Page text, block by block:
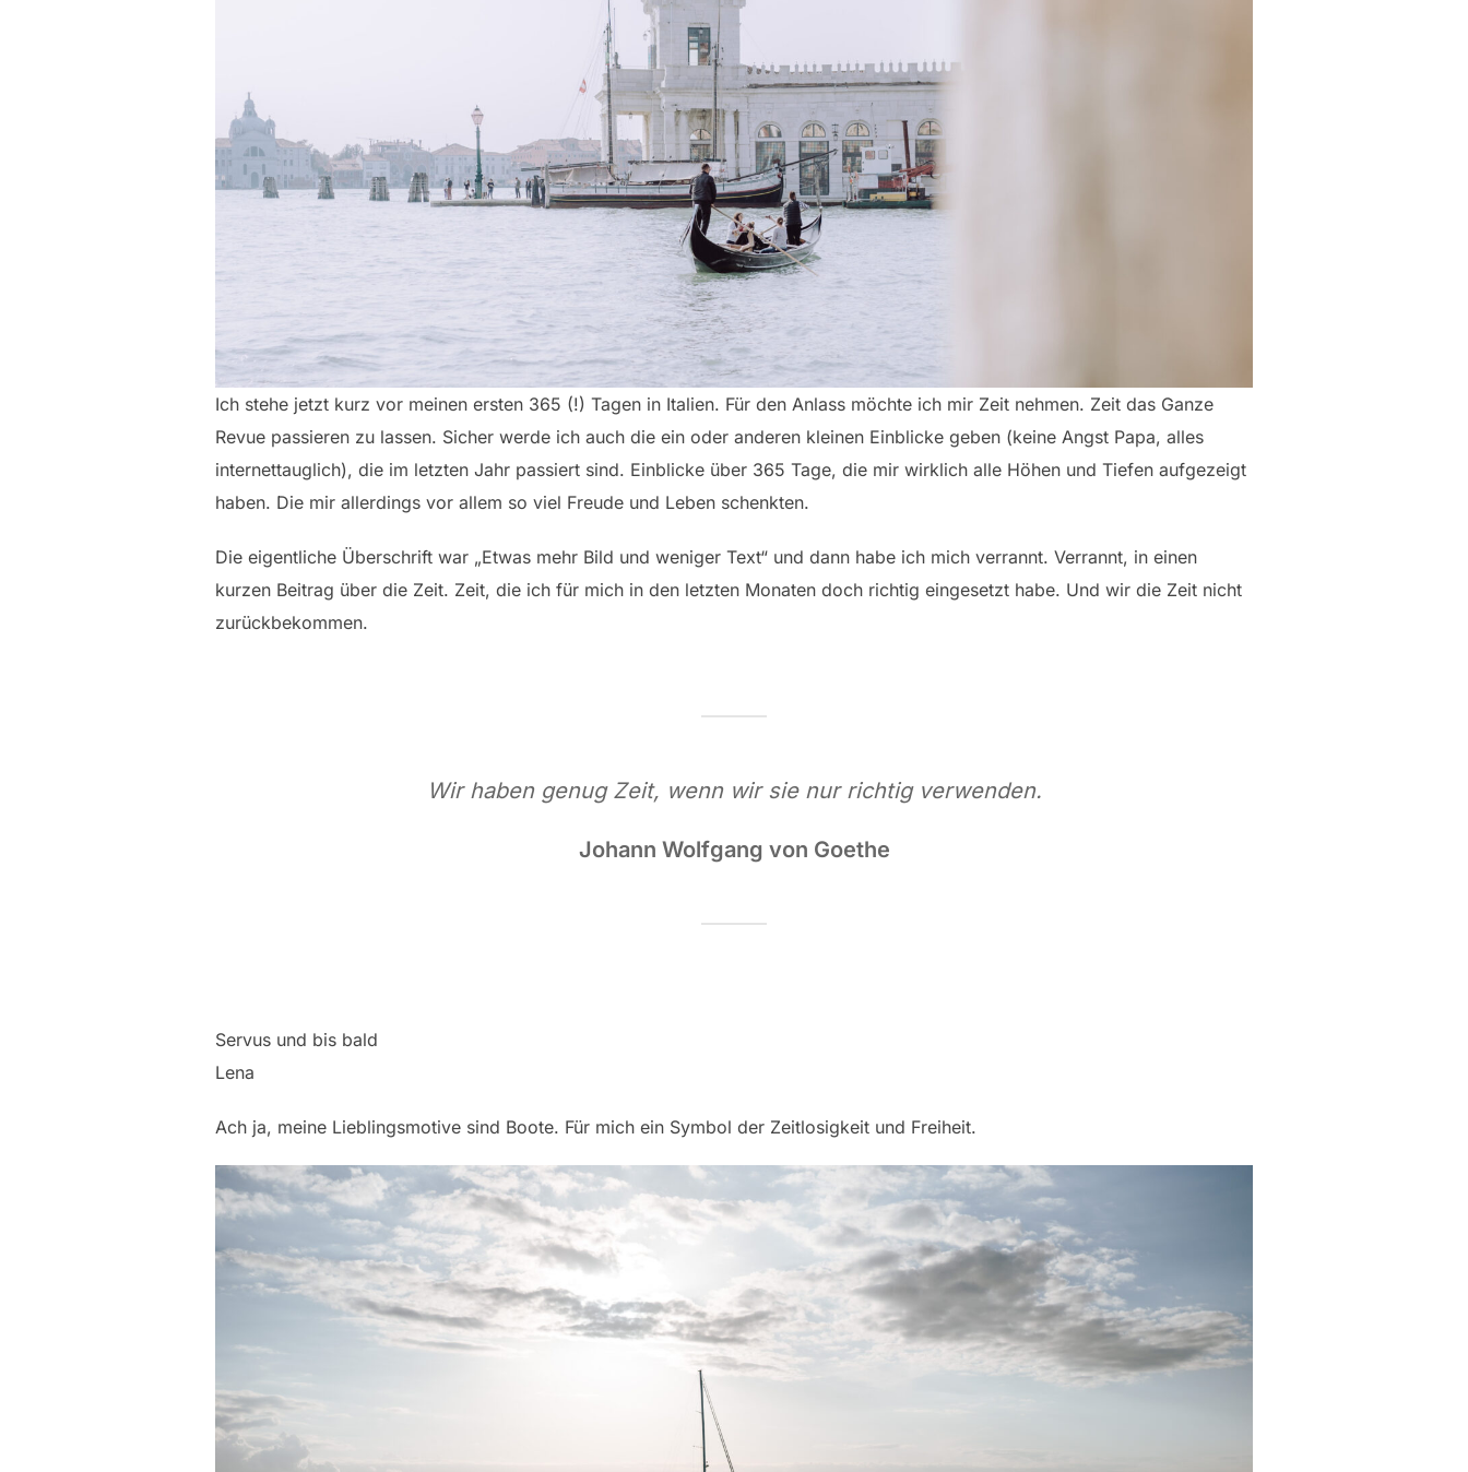
Ich stehe jetzt kurz vor meinen ersten 365 (!) Tagen in Italien. Für den Anlass möchte ich mir Zeit nehmen. Zeit das Ganze
Revue passieren zu lassen. Sicher werde ich auch die ein oder anderen kleinen Einblicke geben (keine Angst Papa, alles
internettauglich), die im letzten Jahr passiert sind. Einblicke über 365 Tage, die mir wirklich alle Höhen und Tiefen aufgezeigt
haben. Die mir allerdings vor allem so viel Freude und Leben schenkten.
Die eigentliche Überschrift war „Etwas mehr Bild und weniger Text“ und dann habe ich mich verrannt. Verrannt, in einen
kurzen Beitrag über die Zeit. Zeit, die ich für mich in den letzten Monaten doch richtig eingesetzt habe. Und wir die Zeit nicht
zurückbekommen.
Wir haben genug Zeit, wenn wir sie nur richtig verwenden.
Johann Wolfgang von Goethe
Servus und bis bald
Lena
Ach ja, meine Lieblingsmotive sind Boote. Für mich ein Symbol der Zeitlosigkeit und Freiheit.